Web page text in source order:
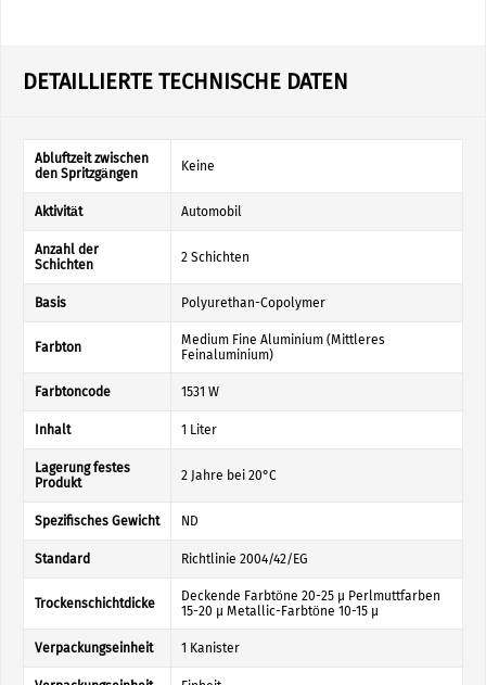
DETAILLIERTE TECHNISCHE DATEN
Abluftzeit zwischen
den Spritzgängen
Keine
Aktivität Automobil
Anzahl der
Schichten
2 Schichten
Basis Polyurethan-Copolymer
Farbton
Medium Fine Aluminium (Mittleres
Feinaluminium)
Farbtoncode 1531 W
Inhalt 1 Liter
Lagerung festes
Produkt
2 Jahre bei 20°C
Spezifisches Gewicht ND
Standard Richtlinie 2004/42/EG
Trockenschichtdicke
Deckende Farbtöne 20-25 µ Perlmuttfarben
15-20 µ Metallic-Farbtöne 10-15 µ
Verpackungseinheit 1 Kanister